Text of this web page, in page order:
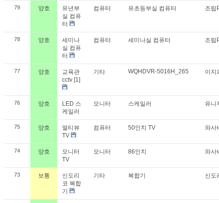
79 양호
유년부
실 컴퓨
터
컴퓨터 유초등부실 컴퓨터 조립
78 양호
세미나
실 컴퓨
터
컴퓨터 세미나실 컴퓨터 조립
77 양호
교육관
cctv [1]
기타 WQHDVR-5016H_265 이지
76 양호
LED 스
케일러
모니터 스케일러 유니
75 양호
멀티뷰
TV
컴퓨터 50인치 TV 와사
74 양호
모니터
TV
모니터 86인치 와사
73 보통
신도리
코 복합
기
기타 복합기 신도